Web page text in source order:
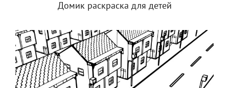
Домик раскраска для детей